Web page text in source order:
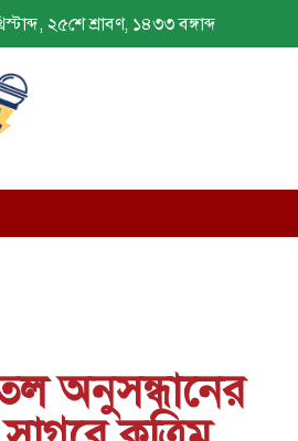
২৫শে শ্রাবণ, ১৪৩৩ বঙ্গাব্দ
অনুসন্ধানের